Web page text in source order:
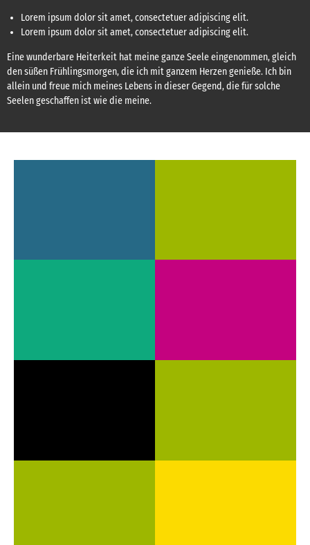
Lorem ipsum dolor sit amet, consectetuer adipiscing elit.
Lorem ipsum dolor sit amet, consectetuer adipiscing elit.
Eine wunderbare Heiterkeit hat meine ganze Seele eingenommen, gleich
den süßen Frühlingsmorgen, die ich mit ganzem Herzen genieße. Ich bin
allein und freue mich meines Lebens in dieser Gegend, die für solche
Seelen geschaffen ist wie die meine.